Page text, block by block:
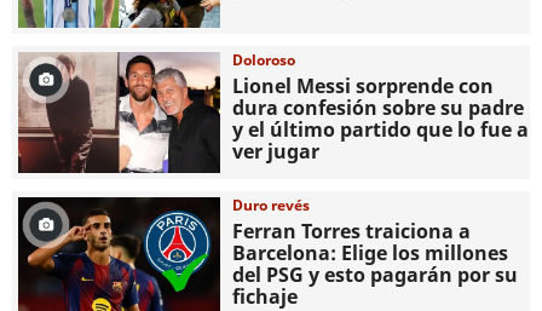
Doloroso
Lionel Messi sorprende con
dura confesión sobre su padre
y el último partido que lo fue a
ver jugar
Duro revés
Ferran Torres traiciona a
Barcelona: Elige los millones
del PSG y esto pagarán por su
fichaje